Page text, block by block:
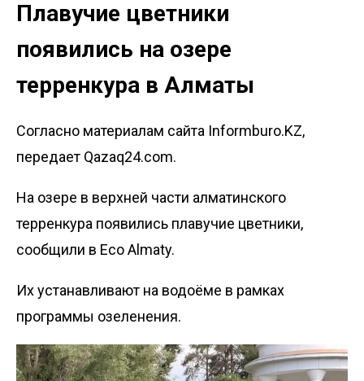
Плавучие цветники
появились на озере
терренкура в Алматы
Согласно материалам сайта Informburo.KZ,
передает Qazaq24.com.
На озере в верхней части алматинского
терренкура появились плавучие цветники,
сообщили в Eco Almaty.
Их устанавливают на водоёме в рамках
программы озеленения.